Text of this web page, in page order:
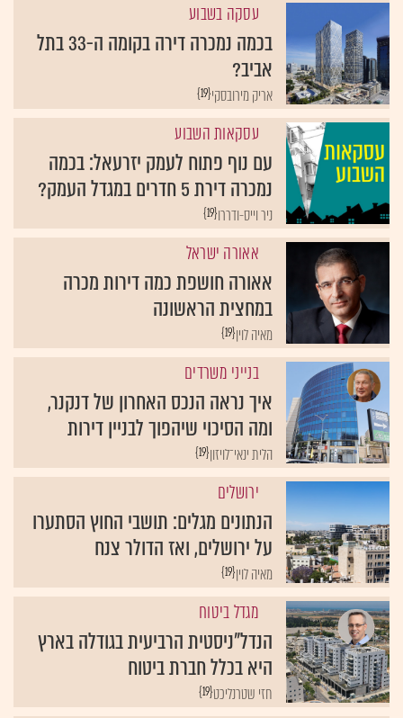
עסקה בשבוע
בכמה נמכרה דירה בקומה ה-33 בתל
אביב?
{19}אריק מירובסקי
עסקאות השבוע
עם נוף פתוח לעמק יזרעאל: בכמה
נמכרה דירת 5 חדרים במגדל העמק?
{19}ניר וייס-ודררו
אאורה ישראל
אאורה חושפת כמה דירות מכרה
במחצית הראשונה
{19}מאיה לוין
בנייני משרדים
איך נראה הנכס האחרון של דנקנר,
ומה הסיכוי שיהפוך לבניין דירות
{19}הלית ינאי־לויזון
ירושלים
הנתונים מגלים: תושבי החוץ הסתערו
על ירושלים, ואז הדולר צנח
{19}מאיה לוין
מגדל ביטוח
הנדל"ניסטית הרביעית בגודלה בארץ
היא בכלל חברת ביטוח
{19}חזי שטרנליכט